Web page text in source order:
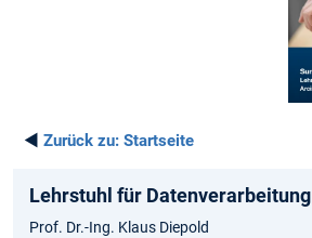
◄ Zurück zu: Startseite
Lehrstuhl für Datenverarbeitung
Prof. Dr.-Ing. Klaus Diepold